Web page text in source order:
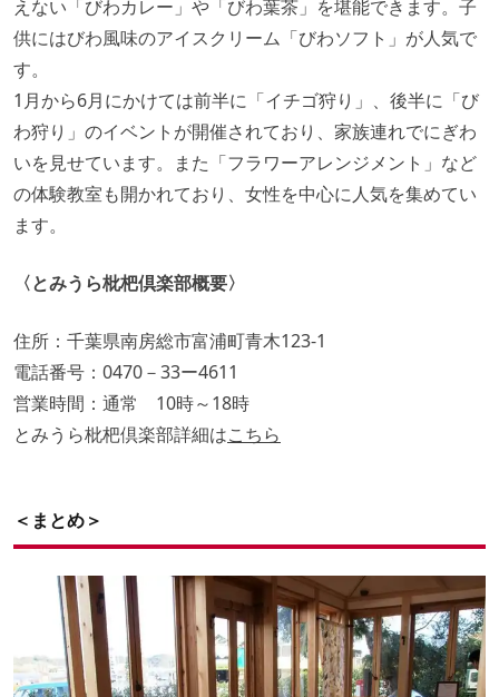
えない「びわカレー」や「びわ葉茶」を堪能できます。子
供にはびわ風味のアイスクリーム「びわソフト」が人気で
す。
1月から6月にかけては前半に「イチゴ狩り」、後半に「び
わ狩り」のイベントが開催されており、家族連れでにぎわ
いを見せています。また「フラワーアレンジメント」など
の体験教室も開かれており、女性を中心に人気を集めてい
ます。
〈とみうら枇杷倶楽部概要〉
住所：千葉県南房総市富浦町青木123-1
電話番号：0470－33ー4611
営業時間：通常 10時～18時
とみうら枇杷倶楽部詳細はこちら
＜まとめ＞